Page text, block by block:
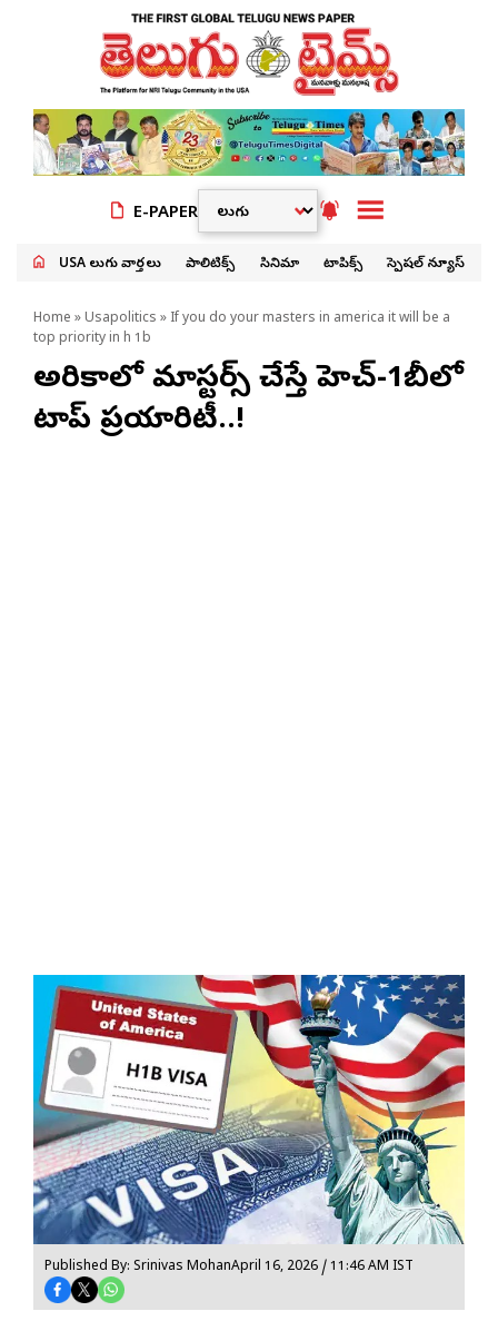
E-PAPER
USA తెలుగు వార్తలు పాలిటిక్స్ సినిమా టాపిక్స్ స్పెషల్ న్యూస్
Home » Usapolitics » If you do your masters in america it will be a
top priority in h 1b
అమెరికాలో మాస్టర్స్ చేస్తే హెచ్-1బీలో
టాప్ ప్రయారిటీ..!
Published By: Srinivas MohanApril 16, 2026 / 11:46 AM IST